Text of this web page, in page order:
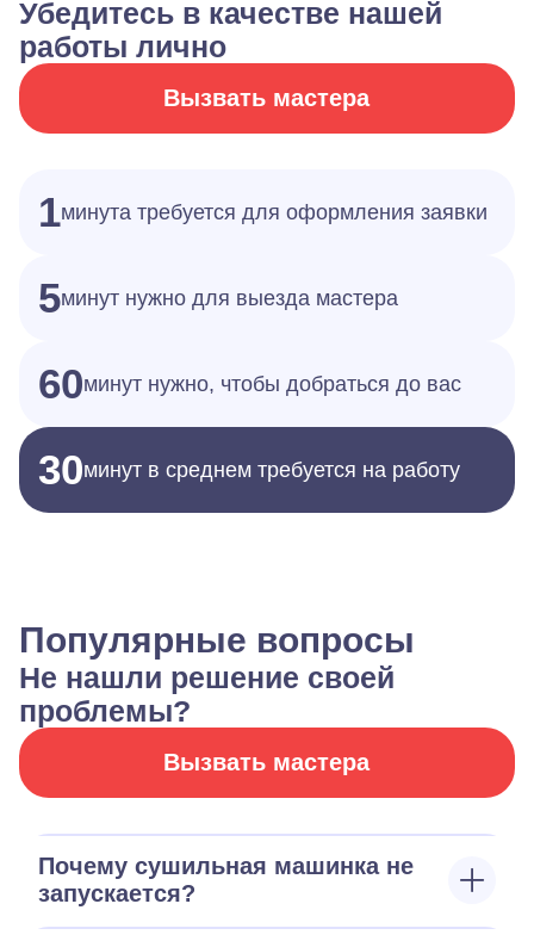
Убедитесь в качестве нашей
работы лично
Вызвать мастера
1минута требуется для оформления заявки
5минут нужно для выезда мастера
60минут нужно, чтобы добраться до вас
30минут в среднем требуется на работу
Популярные вопросы
Не нашли решение своей
проблемы?
Вызвать мастера
Почему сушильная машинка не
запускается?